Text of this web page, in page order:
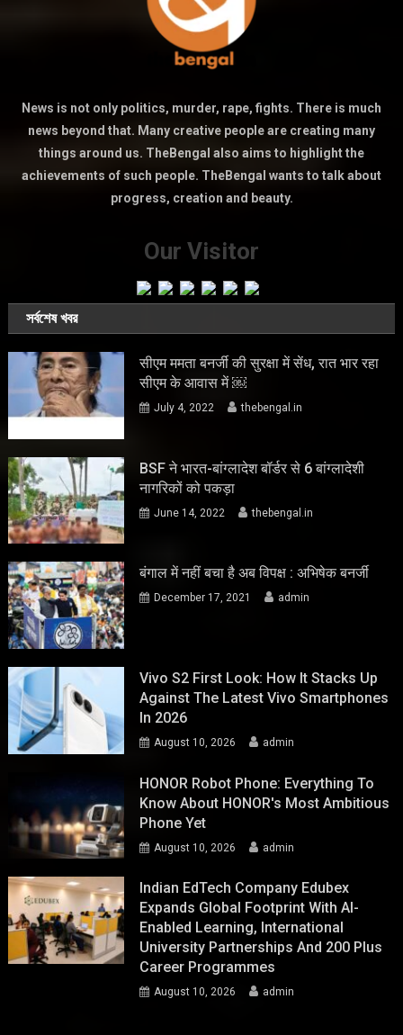
News is not only politics, murder, rape, fights. There is much
news beyond that. Many creative people are creating many
things around us. TheBengal also aims to highlight the
achievements of such people. TheBengal wants to talk about
progress, creation and beauty.
Our Visitor
সর্বশেষ খবর
सीएम ममता बनर्जी की सुरक्षा में सेंध, रात भार रहा
सीएम के आवास में ￼
July 4, 2022 thebengal.in
BSF ने भारत-बांग्लादेश बॉर्डर से 6 बांग्लादेशी
नागरिकों को पकड़ा
June 14, 2022 thebengal.in
बंगाल में नहीं बचा है अब विपक्ष : अभिषेक बनर्जी
December 17, 2021 admin
Vivo S2 First Look: How It Stacks Up
Against The Latest Vivo Smartphones
In 2026
August 10, 2026 admin
HONOR Robot Phone: Everything To
Know About HONOR's Most Ambitious
Phone Yet
August 10, 2026 admin
Indian EdTech Company Edubex
Expands Global Footprint With AI-
Enabled Learning, International
University Partnerships And 200 Plus
Career Programmes
August 10, 2026 admin